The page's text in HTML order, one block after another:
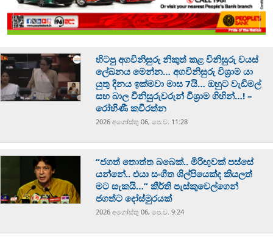
හිටපු අගවිනිසුරු නිකුත් කළ විනිසුරු වයස්
ලේඛනය මෙන්න… අගවිනිසුරු විශ්‍රාම යා
යුතු දිනය ඉක්මවා මාස 7යි… ඔහුට වැඩිමල්
සහ බාල විනිසුරුවරුන් විශ්‍රාම ගිහින්…! –
රෝහිණී කවිරත්න
2026 අගෝස්‍තු 06, පෙ.ව. 11:28
“ජගත් තොත්ත බබෙක්.. මිරිඟුවක් පස්සේ
යන්නේ.. එයා සංගීත ශිල්පියෙක්ද කියලත්
මට සැකයි…” කීර්ති පැස්කුවෙල්ගෙන්
ජගත්ට දෝස්මුරයක්
2026 අගෝස්‍තු 06, පෙ.ව. 9:24